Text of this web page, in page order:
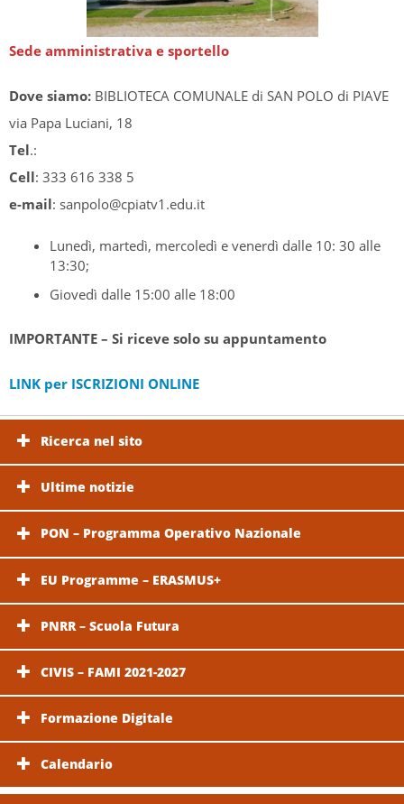
Sede amministrativa e sportello
Dove siamo: BIBLIOTECA COMUNALE di SAN POLO di PIAVE
via Papa Luciani, 18
Tel.:
Cell: 333 616 338 5
e-mail: sanpolo@cpiatv1.edu.it
Lunedì, martedì, mercoledì e venerdì dalle 10: 30 alle
13:30;
Giovedì dalle 15:00 alle 18:00
IMPORTANTE – Si riceve solo su appuntamento
LINK per ISCRIZIONI ONLINE
Ricerca nel sito
Ultime notizie
PON – Programma Operativo Nazionale
EU Programme – ERASMUS+
PNRR – Scuola Futura
CIVIS – FAMI 2021-2027
Formazione Digitale
Calendario